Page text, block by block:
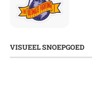
VISUEEL SNOEPGOED